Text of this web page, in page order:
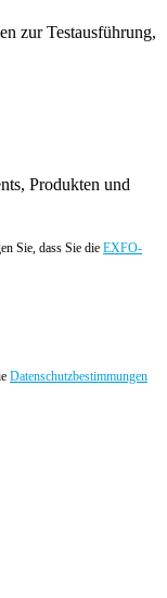
zur Testausführung,
Produkten und
Sie, dass Sie die EXFO-
Datenschutzbestimmungen